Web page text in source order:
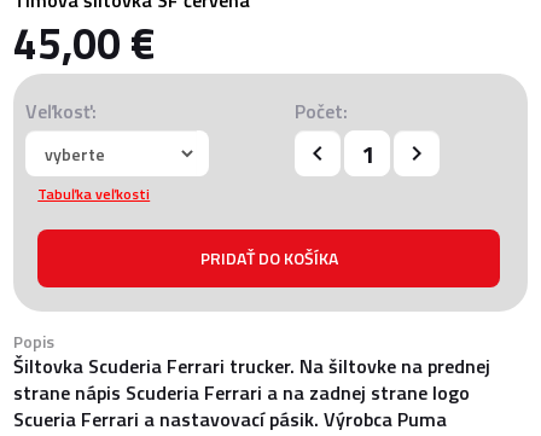
45,00 €
Veľkosť: Počet:
Tabuľka veľkosti
Popis
Šiltovka Scuderia Ferrari trucker. Na šiltovke na prednej
strane nápis Scuderia Ferrari a na zadnej strane logo
Scueria Ferrari a nastavovací pásik. Výrobca Puma